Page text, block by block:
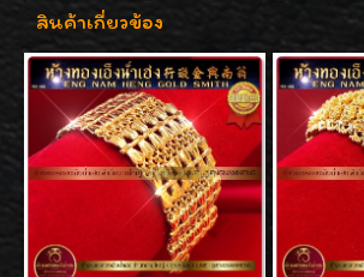
สินค้าเกี่ยวข้อง